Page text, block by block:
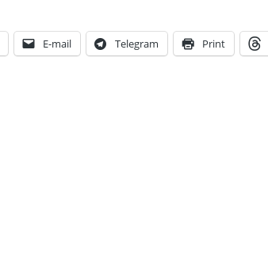
E-mail Telegram Print